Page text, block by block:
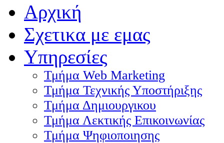
Αρχική
Σχετικα με εμας
Υπηρεσίες
Τμήμα Web Marketing
Τμήμα Τεχνικής Υποστήριξης
Τμήμα Δημιουργικου
Τμήμα Λεκτικής Επικοινωνίας
Τμήμα Ψηφιοποιησης